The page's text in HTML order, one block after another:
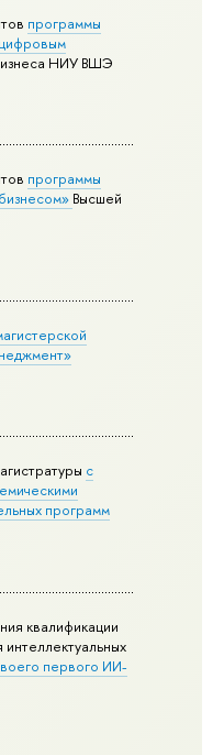
программы
НИУ ВШЭ
программы
Высшей
с
программ
квалификации
интеллектуальных
первого ИИ-